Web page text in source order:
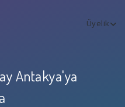
Üyelik
Antakya'ya